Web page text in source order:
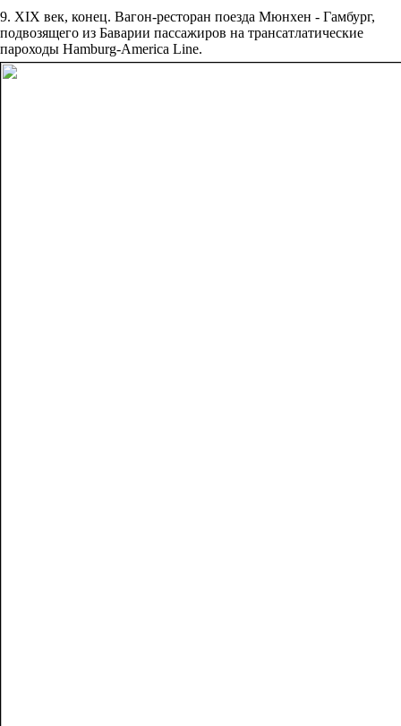
9. XIX век, конец. Вагон-ресторан поезда Мюнхен - Гамбург,
подвозящего из Баварии пассажиров на трансатлатические
пароходы Hamburg-America Line.